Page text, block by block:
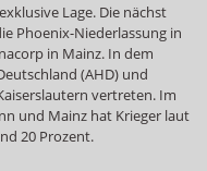
Lage. Die nächst
Phoenix-Niederlassung in
in Mainz. In dem
(AHD) und
vertreten. Im
und Mainz hat Krieger laut
20 Prozent.